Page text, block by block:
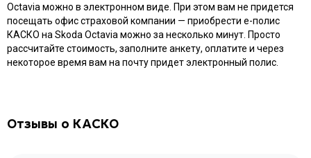
Octavia можно в электронном виде. При этом вам не придется
посещать офис страховой компании — приобрести e-полис
КАСКО на Skoda Octavia можно за несколько минут. Просто
рассчитайте стоимость, заполните анкету, оплатите и через
некоторое время вам на почту придет электронный полис.
Отзывы о КАСКО